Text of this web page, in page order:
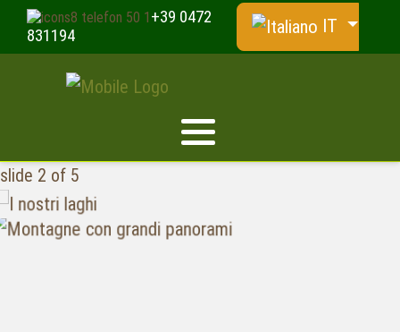
+39 0472
831194
IT
slide 2 of 5